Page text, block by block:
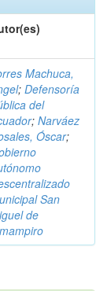
Machuca,
; Defensoría
del
; Narváez
Óscar;
San
de